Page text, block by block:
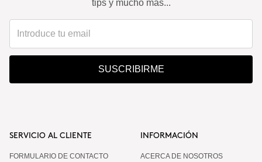
tips y mucho más...
SUSCRIBIRME
SERVICIO AL CLIENTE
FORMULARIO DE CONTACTO
INFORMACIÓN
ACERCA DE NOSOTROS